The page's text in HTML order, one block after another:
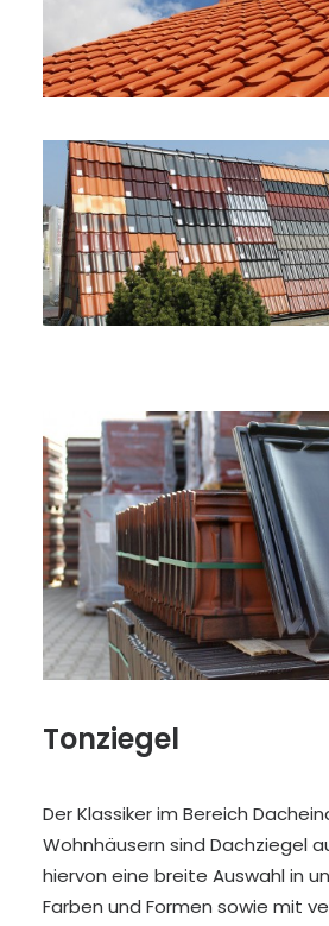
Tonziegel
Der Klassiker im Bereich
Wohnhäusern sind Dachziegel
hiervon eine breite Auswahl in
Farben und Formen sowie mit